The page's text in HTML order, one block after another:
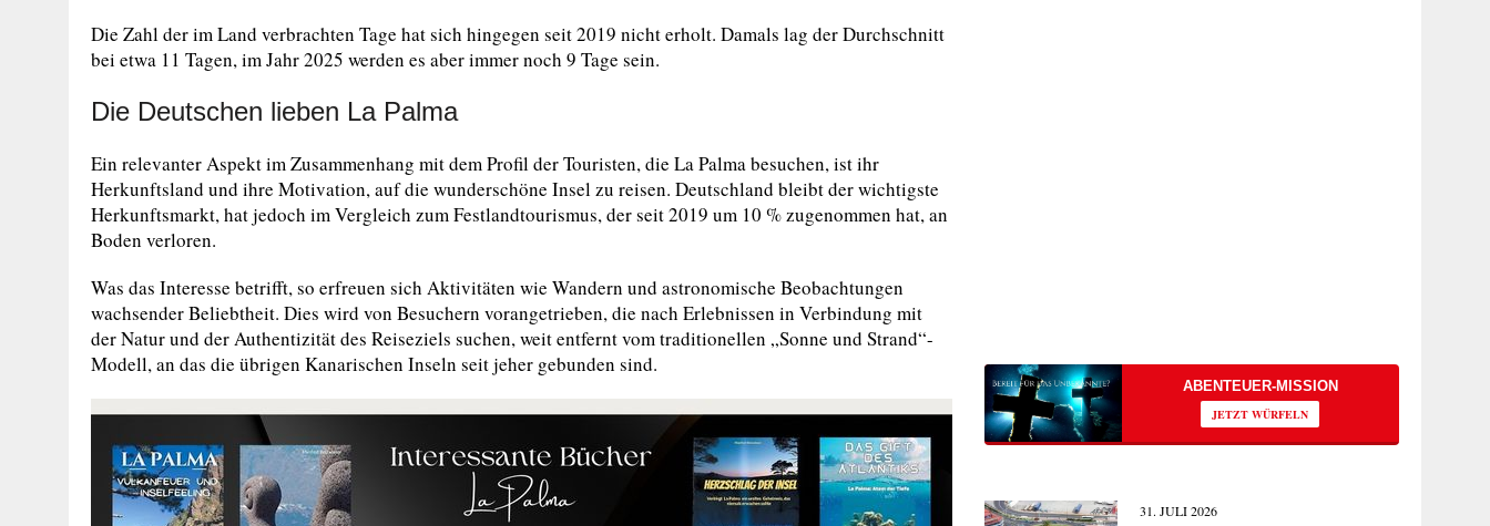
Die Zahl der im Land verbrachten Tage hat sich hingegen seit 2019 nicht erholt. Damals lag der Durchschnitt
bei etwa 11 Tagen, im Jahr 2025 werden es aber immer noch 9 Tage sein.
Die Deutschen lieben La Palma
Ein relevanter Aspekt im Zusammenhang mit dem Profil der Touristen, die La Palma besuchen, ist ihr
Herkunftsland und ihre Motivation, auf die wunderschöne Insel zu reisen. Deutschland bleibt der wichtigste
Herkunftsmarkt, hat jedoch im Vergleich zum Festlandtourismus, der seit 2019 um 10 % zugenommen hat, an
Boden verloren.
Was das Interesse betrifft, so erfreuen sich Aktivitäten wie Wandern und astronomische Beobachtungen
wachsender Beliebtheit. Dies wird von Besuchern vorangetrieben, die nach Erlebnissen in Verbindung mit
der Natur und der Authentizität des Reiseziels suchen, weit entfernt vom traditionellen „Sonne und Strand“-
Modell, an das die übrigen Kanarischen Inseln seit jeher gebunden sind.
ABENTEUER-MISSION
JETZT WÜRFELN
31. JULI 2026